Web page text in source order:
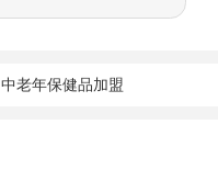
中老年保健品加盟